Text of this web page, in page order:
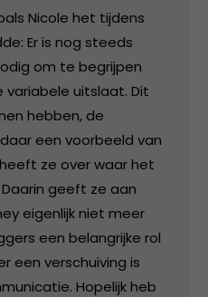
Nicole het tijdens
Er is nog steeds
om te begrijpen
uitslaat. Dit
hebben, de
een voorbeeld van
ze over waar het
geeft ze aan
eigenlijk niet meer
een belangrijke rol
een verschuiving is
Hopelijk heb